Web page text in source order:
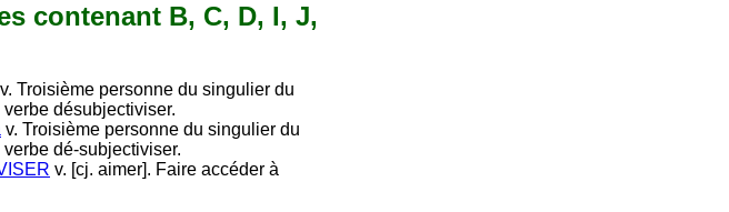
contenant B, C, D, I, J,
v. Troisième personne du singulier du
désubjectiviser.
v. Troisième personne du singulier du
dé-subjectiviser.
v. [cj. aimer]. Faire accéder à